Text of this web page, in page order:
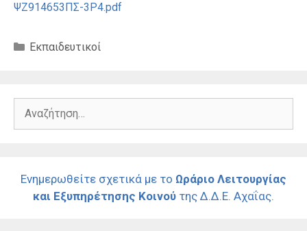
ΨΖ914653ΠΣ-3Ρ4.pdf
Κατηγορίες
Εκπαιδευτικοί
Αναζήτηση
Ενημερωθείτε σχετικά με το Ωράριο Λειτουργίας
και Εξυπηρέτησης Κοινού της Δ.Δ.Ε. Αχαΐας.